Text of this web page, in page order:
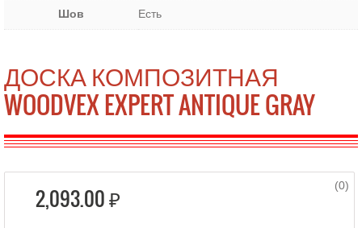
Шов Есть
ДОСКА КОМПОЗИТНАЯ
WOODVEX EXPERT ANTIQUE GRAY
(0)
2,093.00 ₽